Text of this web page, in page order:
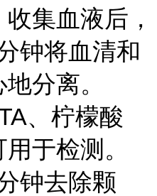
集血液后，
钟将血清和
分离。
、柠檬酸
于检测。
钟去除颗